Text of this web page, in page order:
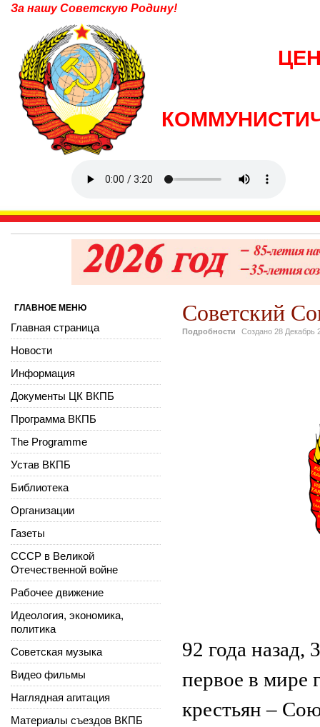
За нашу Советскую Родину!
Советский
Подробности Создано 28 Декабрь
92 года назад,
первое в мире
крестьян –
ГЛАВНОЕ МЕНЮ
Главная страница
Новости
Информация
Документы ЦК ВКПБ
Программа ВКПБ
The Programme
Устав ВКПБ
Библиотека
Организации
Газеты
СССР в Великой
Отечественной войне
Рабочее движение
Идеология, экономика,
политика
Советская музыка
Видео фильмы
Наглядная агитация
Материалы съездов ВКПБ